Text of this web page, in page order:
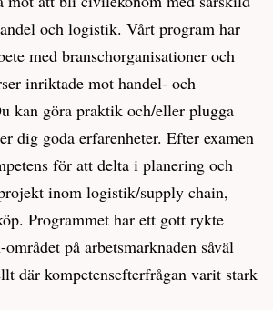
och logistik. Vårt program har
med branschorganisationer och
inriktade mot handel- och
kan göra praktik och/eller plugga
dig goda erfarenheter. Efter examen
för att delta i planering och
inom logistik/supply chain,
Programmet har ett gott rykte
på arbetsmarknaden såväl
där kompetensefterfrågan varit stark